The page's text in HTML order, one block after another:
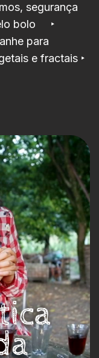
segurança
bolo ‣
para
e fractais ‣